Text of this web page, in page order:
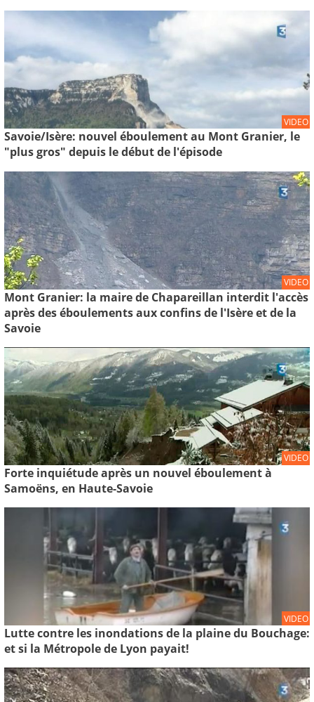
VIDEO
Savoie/Isère: nouvel éboulement au Mont Granier, le
"plus gros" depuis le début de l'épisode
VIDEO
Mont Granier: la maire de Chapareillan interdit l'accès
après des éboulements aux confins de l'Isère et de la
Savoie
VIDEO
Forte inquiétude après un nouvel éboulement à
Samoëns, en Haute-Savoie
VIDEO
Lutte contre les inondations de la plaine du Bouchage:
et si la Métropole de Lyon payait!